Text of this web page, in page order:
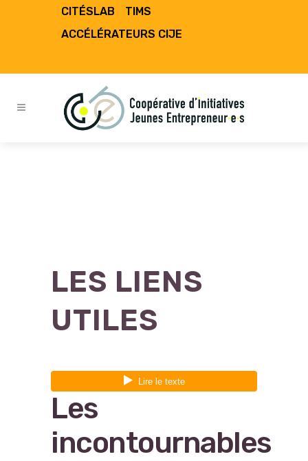
CITÉSLAB
TIMS
ACCÉLÉRATEURS CIJE
LES LIENS
UTILES
Les
incontournables